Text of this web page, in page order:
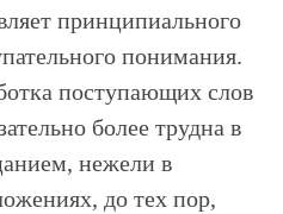
принципиального
понимания.
поступающих слов
более трудна в
нежели в
до тех пор,